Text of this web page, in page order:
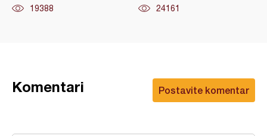
19388 24161
Postavite komentar
Komentari